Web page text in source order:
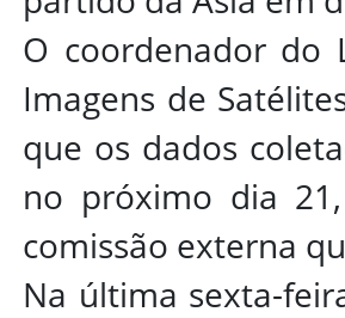
O coordenador do
Imagens de
que os dados
no próximo dia
comissão externa
Na última sexta-